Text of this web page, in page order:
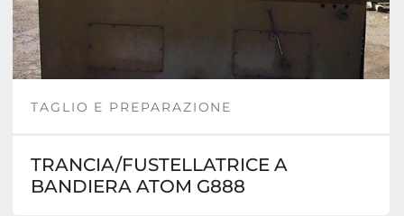
TAGLIO E PREPARAZIONE
TRANCIA/FUSTELLATRICE A
BANDIERA ATOM G888